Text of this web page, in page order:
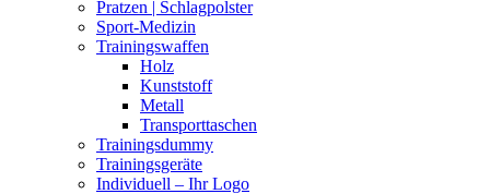
Pratzen | Schlagpolster
Sport-Medizin
Trainingswaffen
Holz
Kunststoff
Metall
Transporttaschen
Trainingsdummy
Trainingsgeräte
Individuell – Ihr Logo